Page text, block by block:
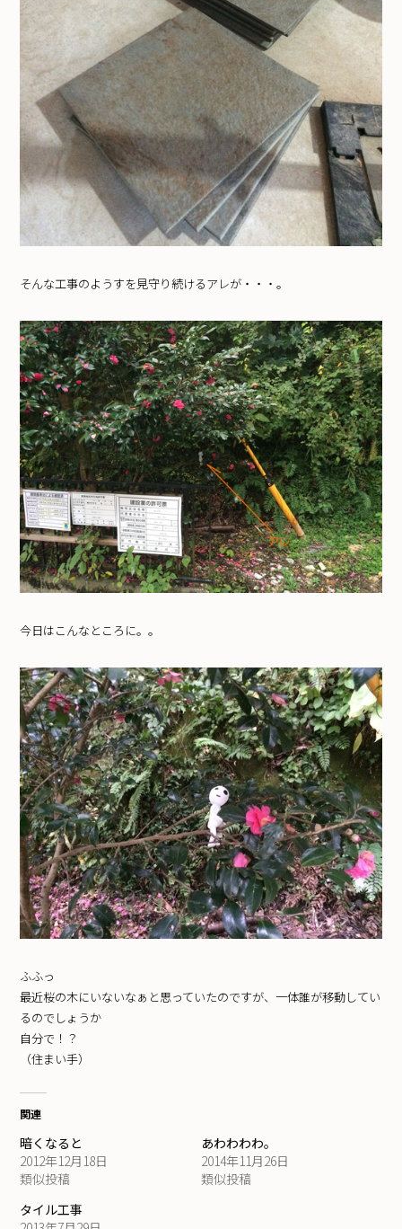
そんな工事のようすを見守り続けるアレが・・・。
今日はこんなところに。。
ふふっ
最近桜の木にいないなぁと思っていたのですが、一体誰が移動してい
るのでしょうか
自分で！？
（住まい手）
関連
暗くなると
2012年12月18日
類似投稿
あわわわわ。
2014年11月26日
類似投稿
タイル工事